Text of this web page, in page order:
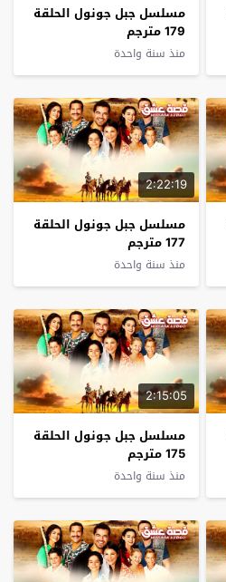
مسلسل جبل جونول الحلقة
179 مترجم
منذ سنة واحدة
2:22:19
مسلسل جبل جونول الحلقة
177 مترجم
منذ سنة واحدة
2:15:05
مسلسل جبل جونول الحلقة
175 مترجم
منذ سنة واحدة